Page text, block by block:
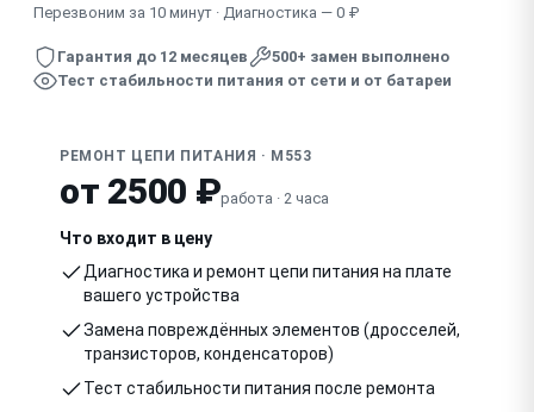
Перезвоним за 10 минут · Диагностика — 0 ₽
Гарантия до 12 месяцев
500+ замен выполнено
Тест стабильности питания от сети и от батареи
РЕМОНТ ЦЕПИ ПИТАНИЯ · M553
от 2500 ₽работа · 2 часа
Что входит в цену
Диагностика и ремонт цепи питания на плате
вашего устройства
Замена повреждённых элементов (дросселей,
транзисторов, конденсаторов)
Тест стабильности питания после ремонта